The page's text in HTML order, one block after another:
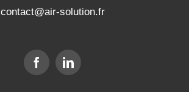
contact@air-solution.fr